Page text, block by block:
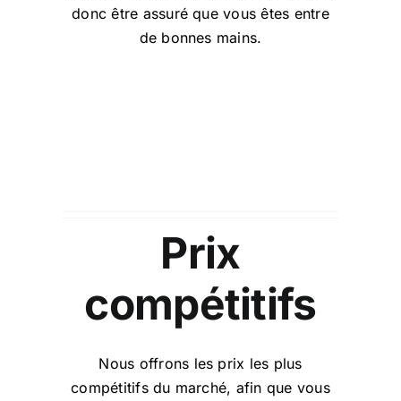
donc être assuré que vous êtes entre
de bonnes mains.
Prix
compétitifs
Nous offrons les prix les plus
compétitifs du marché, afin que vous